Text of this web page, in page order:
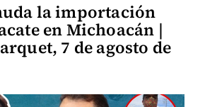
la importación
en Michoacán |
7 de agosto de